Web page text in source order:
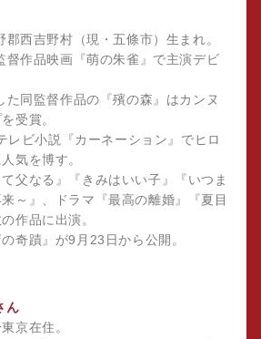
西吉野村（現・五條市）生まれ。
督作品映画『萌の朱雀』で主演デビ
た同監督作品の『殯の森』はカンヌ
受賞。
レビ小説『カーネーション』でヒロ
気を博す。
父なる』『きみはいい子』『いつま
～』、ドラマ『最高の離婚』『夏目
作品に出演。
奇蹟』が9月23日から公開。
ん
京在住。